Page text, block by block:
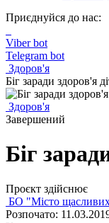
Приєднуйся до нас:
Viber bot
Telegram bot
Здоров'я
Біг заради здоров'я
Здоров'я
Завершений
Біг
Проєкт здійснює
БО "Місто щасливих
Розпочато: